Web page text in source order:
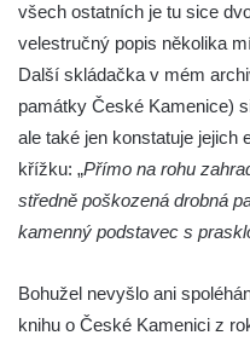
Kříž Neubaukreuz u
Mikulášovicích
Kříž manželů
objektu v Mikulášovicích
Kříž u silnice východně
Meyerův kříž východně
Horním Podluží
všech ostatních je tu sice
velestručný popis několika
Další skládačka v mém
památky České Kamenice)
ale také jen konstatuje jejich
křížku: „Přímo na rohu
středně poškozená drobná
kamenný podstavec s
Bohužel nevyšlo ani
knihu o České Kamenici z